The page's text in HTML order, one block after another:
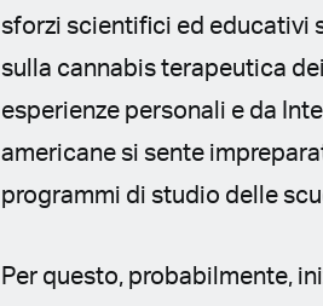
sforzi scientifici ed educativi
sulla cannabis terapeutica
esperienze personali e da
americane si sente
programmi di studio delle
Per questo, probabilmente,